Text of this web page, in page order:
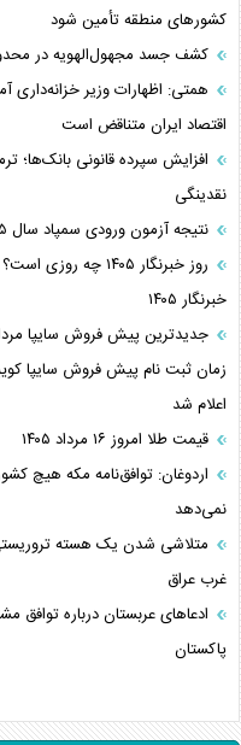
کشورهای منطقه تأمین شود
کشف جسد مجهول‌الهویه در
همتی: اظهارات وزیر
اقتصاد ایران متناقض است
افزایش سپرده قانونی بانک‌ها؛
نقدینگی
نتیجه آزمون ورودی سمپاد سال ۱۴۰۵ اعلام شد
روز خبرنگار ۱۴۰۵ چه
خبرنگار ۱۴۰۵
اعلام شد
قیمت طلا امروز ۱۶ مرداد ۱۴۰۵
اردوغان: توافق‌نامه مکه هیچ
نمی‌دهد
متلاشی شدن یک هسته
غرب عراق
ادعاهای عربستان درباره توافق
پاکستان